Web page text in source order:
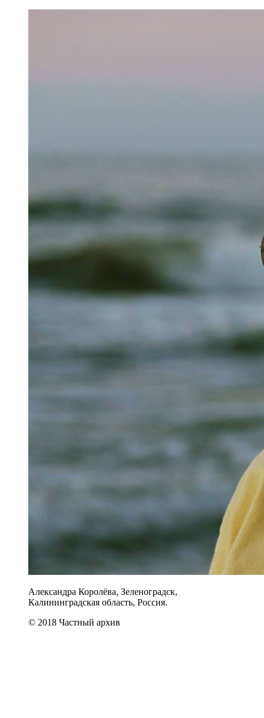
Александра Королёва, Зеленоградск,
Калининградская область, Россия.
© 2018 Частный архив